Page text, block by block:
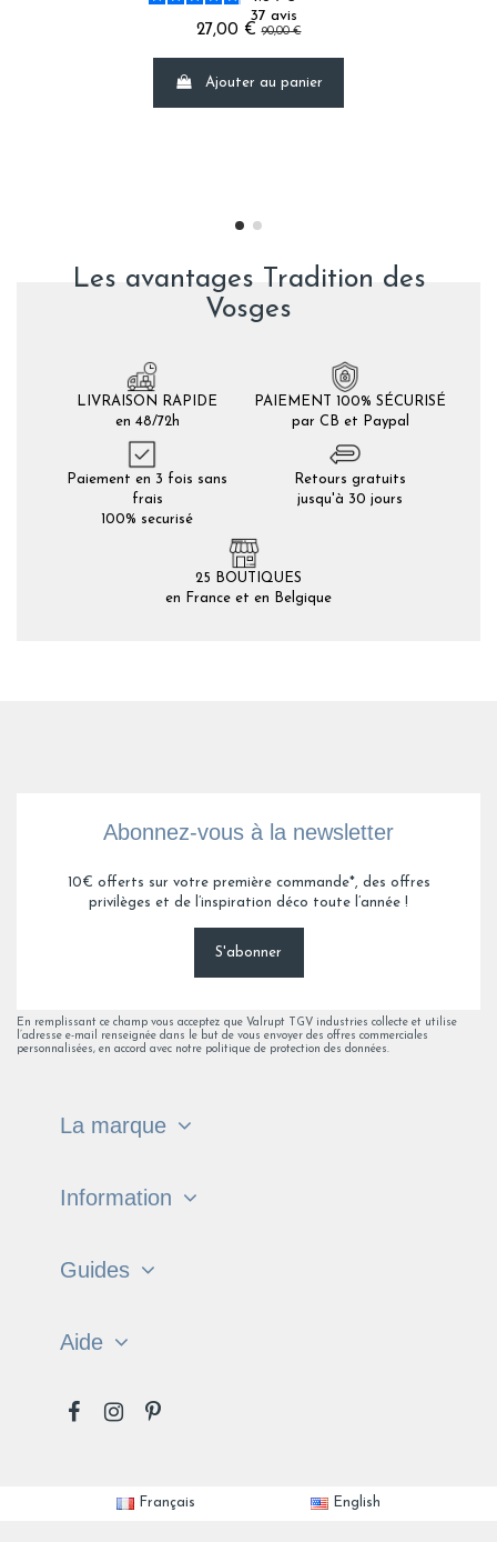
37 avis
27,00 €90,00 €
Ajouter au panier
Les avantages Tradition des
Vosges
LIVRAISON RAPIDE
en 48/72h
PAIEMENT 100% SÉCURISÉ
par CB et Paypal
Paiement en 3 fois sans
frais
100% securisé
Retours gratuits
jusqu'à 30 jours
25 BOUTIQUES
en France et en Belgique
Abonnez-vous à la newsletter
10€ offerts sur votre première commande*, des offres
privilèges et de l’inspiration déco toute l’année !
S'abonner
En remplissant ce champ vous acceptez que Valrupt TGV industries collecte et utilise
l’adresse e-mail renseignée dans le but de vous envoyer des offres commerciales
personnalisées, en accord avec notre politique de protection des données.
La marque
Information
Guides
Aide
Français English